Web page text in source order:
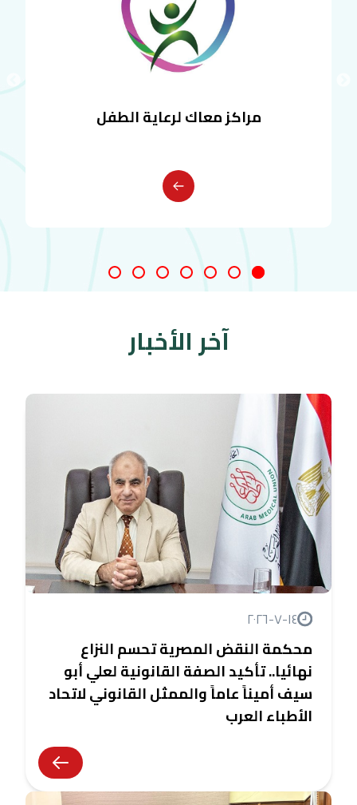
مراكز معاك لرعاية الطفل
آخر الأخبار
١٤-٧-٢٠٢٦
محكمة النقض المصرية تحسم النزاع
نهائيا.. تأكيد الصفة القانونية لعلي أبو
سيف أميناً عاماً والممثل القانوني لاتحاد
الأطباء العرب